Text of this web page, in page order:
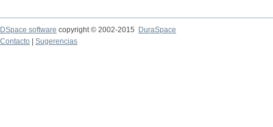
DSpace software copyright © 2002-2015
DuraSpace
Contacto
Sugerencias